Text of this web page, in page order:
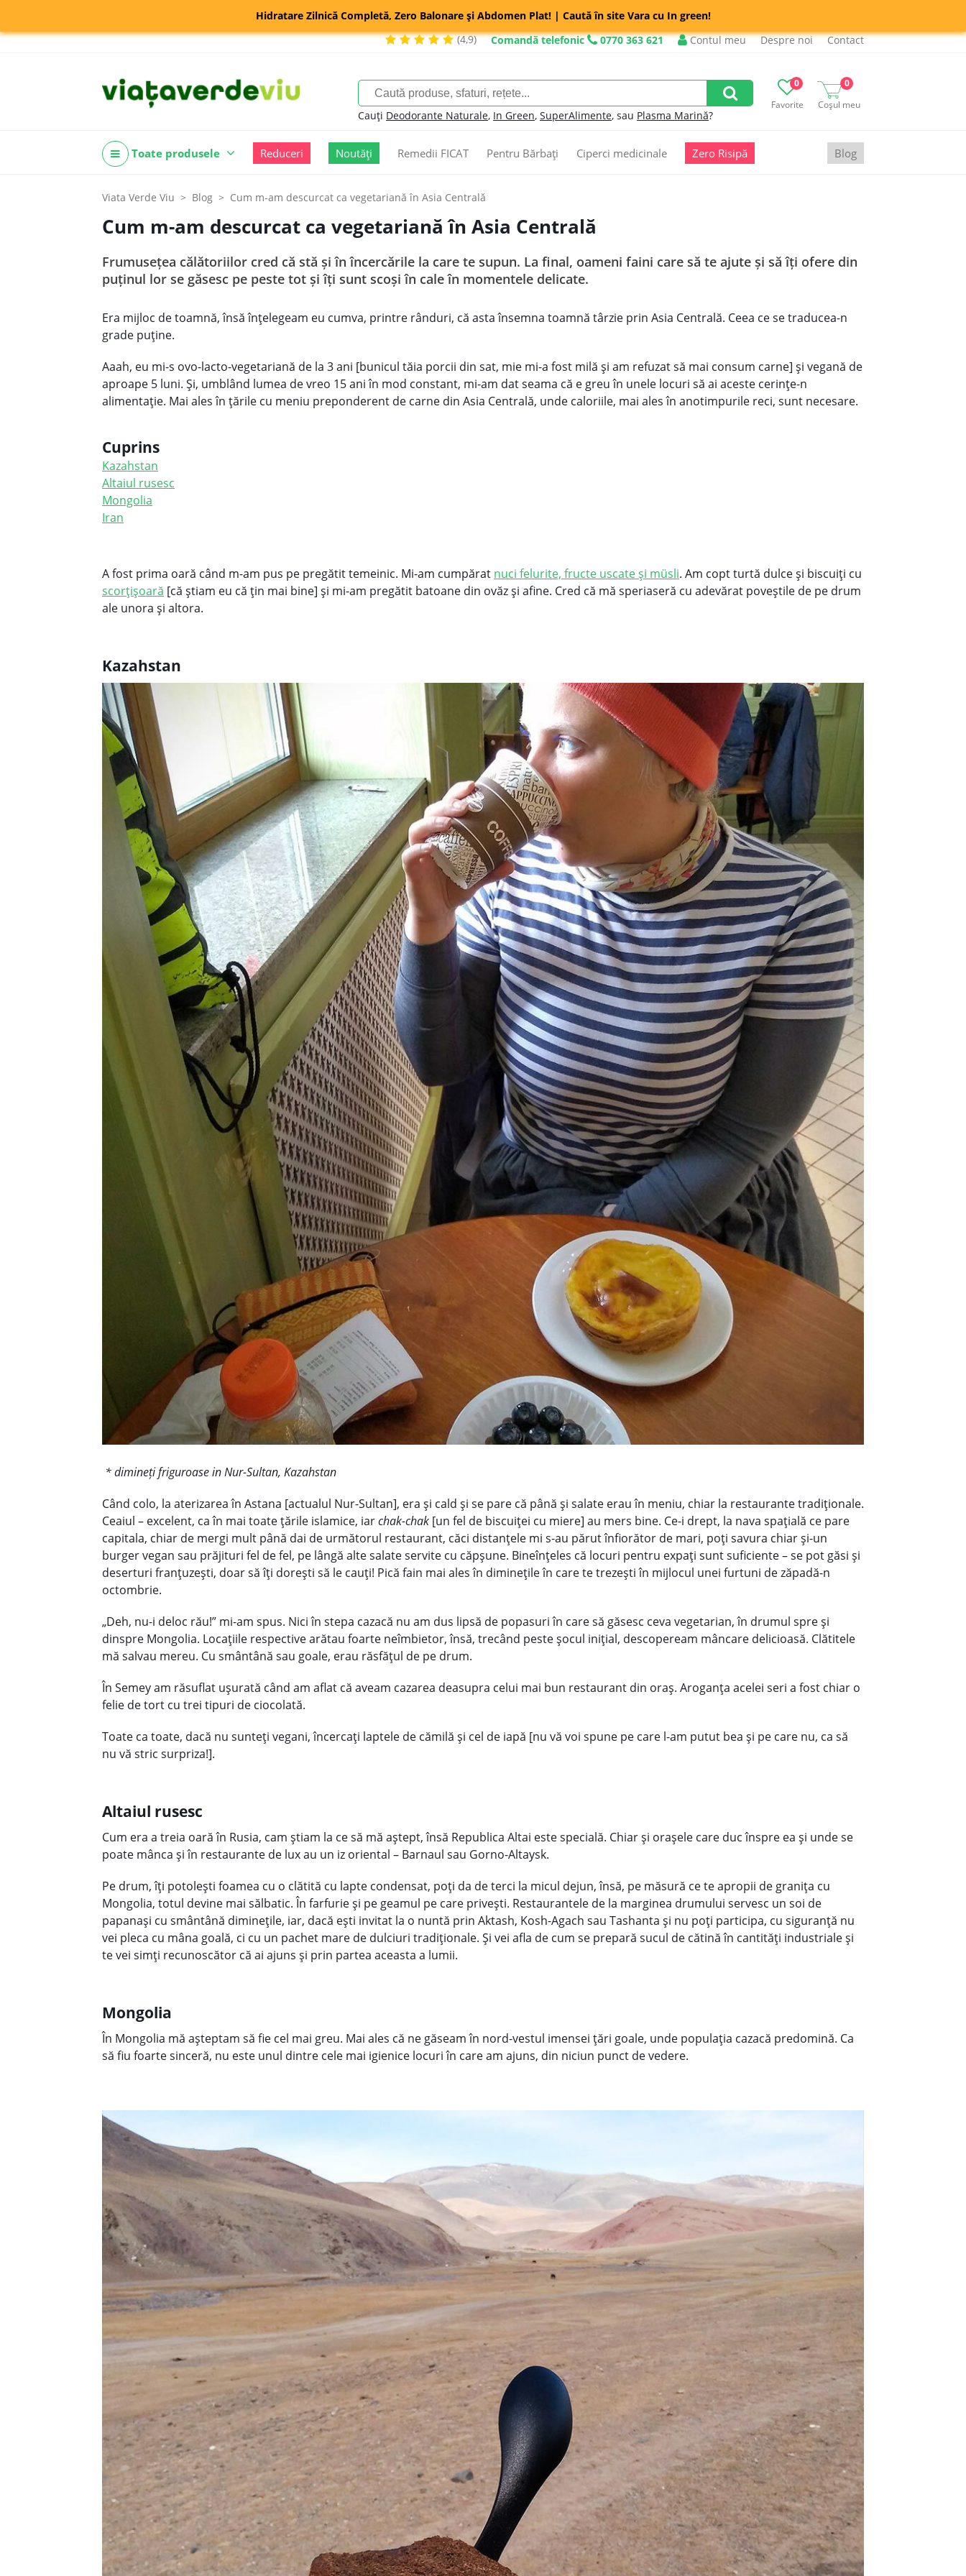
Hidratare Zilnică Completă, Zero Balonare și Abdomen Plat! | Caută în site Vara cu In green!
(4,9)
Comandă telefonic 0770 363 621 Contul meu Despre noi Contact
Favorite
0
Coșul meu
0
Cauți Deodorante Naturale, In Green, SuperAlimente, sau Plasma Marină?
Toate produsele Reduceri Noutăți Remedii FICAT Pentru Bărbați Ciperci medicinale Zero Risipă Blog
Viata Verde Viu Blog Cum m-am descurcat ca vegetariană în Asia Centrală
Cum m-am descurcat ca vegetariană în Asia Centrală
Frumuseţea călătoriilor cred că stă şi în încercările la care te supun. La final, oameni faini care să te ajute şi să îţi ofere din
puţinul lor se găsesc pe peste tot şi îţi sunt scoşi în cale în momentele delicate.
Era mijloc de toamnă, însă înţelegeam eu cumva, printre rânduri, că asta însemna toamnă târzie prin Asia Centrală. Ceea ce se traducea-n
grade puţine.
Aaah, eu mi-s ovo-lacto-vegetariană de la 3 ani [bunicul tăia porcii din sat, mie mi-a fost milă şi am refuzat să mai consum carne] şi vegană de
aproape 5 luni. Şi, umblând lumea de vreo 15 ani în mod constant, mi-am dat seama că e greu în unele locuri să ai aceste cerinţe-n
alimentaţie. Mai ales în ţările cu meniu preponderent de carne din Asia Centrală, unde caloriile, mai ales în anotimpurile reci, sunt necesare.
Cuprins
Kazahstan
Altaiul rusesc
Mongolia
Iran
A fost prima oară când m-am pus pe pregătit temeinic. Mi-am cumpărat nuci felurite, fructe uscate şi müsli. Am copt turtă dulce şi biscuiţi cu
scorţişoară [că ştiam eu că ţin mai bine] şi mi-am pregătit batoane din ovăz şi afine. Cred că mă speriaseră cu adevărat poveştile de pe drum
ale unora şi altora.
Kazahstan
* dimineți friguroase in Nur-Sultan, Kazahstan
Când colo, la aterizarea în Astana [actualul Nur-Sultan], era şi cald şi se pare că până şi salate erau în meniu, chiar la restaurante tradiţionale.
Ceaiul – excelent, ca în mai toate ţările islamice, iarchak-chak [un fel de biscuiţei cu miere] au mers bine. Ce-i drept, la nava spaţială ce pare
capitala, chiar de mergi mult până dai de următorul restaurant, căci distanţele mi s-au părut înfiorător de mari, poţi savura chiar şi-un
burger vegan sau prăjituri fel de fel, pe lângă alte salate servite cu căpşune. Bineînţeles că locuri pentru expaţi sunt suficiente – se pot găsi şi
deserturi franţuzeşti, doar să îţi doreşti să le cauţi! Pică fain mai ales în dimineţile în care te trezeşti în mijlocul unei furtuni de zăpadă-n
octombrie.
„Deh, nu-i deloc rău!” mi-am spus. Nici în stepa cazacă nu am dus lipsă de popasuri în care să găsesc ceva vegetarian, în drumul spre şi
dinspre Mongolia. Locaţiile respective arătau foarte neîmbietor, însă, trecând peste şocul iniţial, descopeream mâncare delicioasă. Clătitele
mă salvau mereu. Cu smântână sau goale, erau răsfăţul de pe drum.
În Semey am răsuflat uşurată când am aflat că aveam cazarea deasupra celui mai bun restaurant din oraş. Aroganţa acelei seri a fost chiar o
felie de tort cu trei tipuri de ciocolată.
Toate ca toate, dacă nu sunteţi vegani, încercaţi laptele de cămilă şi cel de iapă [nu vă voi spune pe care l-am putut bea şi pe care nu, ca să
nu vă stric surpriza!].
Altaiul rusesc
Cum era a treia oară în Rusia, cam ştiam la ce să mă aştept, însă Republica Altai este specială. Chiar şi oraşele care duc înspre ea şi unde se
poate mânca şi în restaurante de lux au un iz oriental – Barnaul sau Gorno-Altaysk.
Pe drum, îţi potoleşti foamea cu o clătită cu lapte condensat, poţi da de terci la micul dejun, însă, pe măsură ce te apropii de graniţa cu
Mongolia, totul devine mai sălbatic. În farfurie şi pe geamul pe care priveşti. Restaurantele de la marginea drumului servesc un soi de
papanaşi cu smântână dimineţile, iar, dacă eşti invitat la o nuntă prin Aktash, Kosh-Agach sau Tashanta şi nu poţi participa, cu siguranţă nu
vei pleca cu mâna goală, ci cu un pachet mare de dulciuri tradiţionale. Şi vei afla de cum se prepară sucul de cătină în cantităţi industriale şi
te vei simţi recunoscător că ai ajuns şi prin partea aceasta a lumii.
Mongolia
În Mongolia mă aşteptam să fie cel mai greu. Mai ales că ne găseam în nord-vestul imensei ţări goale, unde populaţia cazacă predomină. Ca
să fiu foarte sinceră, nu este unul dintre cele mai igienice locuri în care am ajuns, din niciun punct de vedere.